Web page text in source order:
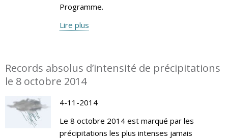
Programme.
Lire plus
Records absolus d’intensité de précipitations
le 8 octobre 2014
4-11-2014
Le 8 octobre 2014 est marqué par les
précipitations les plus intenses jamais